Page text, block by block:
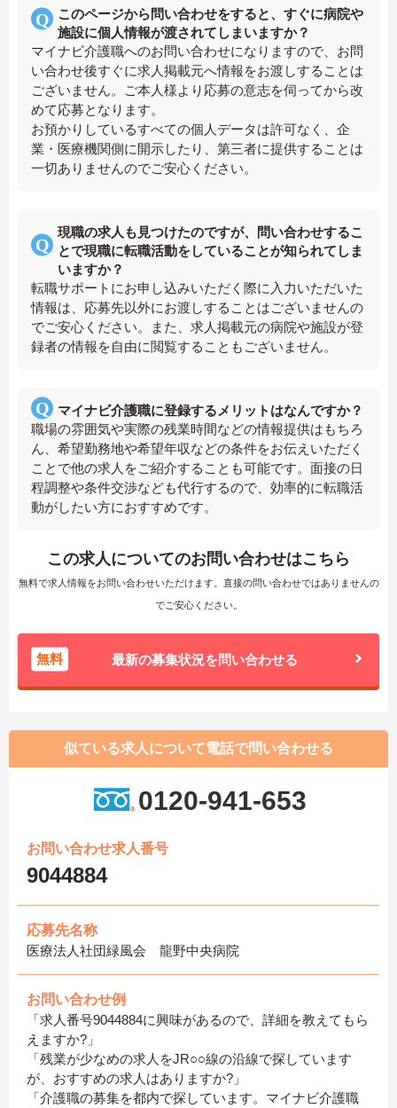
このページから問い合わせをすると、すぐに病院や
施設に個人情報が渡されてしまいますか？
マイナビ介護職へのお問い合わせになりますので、お問
い合わせ後すぐに求人掲載元へ情報をお渡しすることは
ございません。ご本人様より応募の意志を伺ってから改
めて応募となります。
お預かりしているすべての個人データは許可なく、企
業・医療機関側に開示したり、第三者に提供することは
一切ありませんのでご安心ください。
現職の求人も見つけたのですが、問い合わせするこ
とで現職に転職活動をしていることが知られてしま
いますか？
転職サポートにお申し込みいただく際に入力いただいた
情報は、応募先以外にお渡しすることはございませんの
でご安心ください。また、求人掲載元の病院や施設が登
録者の情報を自由に閲覧することもございません。
マイナビ介護職に登録するメリットはなんですか？
職場の雰囲気や実際の残業時間などの情報提供はもちろ
ん、希望勤務地や希望年収などの条件をお伝えいただく
ことで他の求人をご紹介することも可能です。面接の日
程調整や条件交渉なども代行するので、効率的に転職活
動がしたい方におすすめです。
この求人についてのお問い合わせはこちら
無料で求人情報をお問い合わせいただけます。直接の問い合わせではありませんの
でご安心ください。
無料 最新の募集状況を問い合わせる
似ている求人について電話で問い合わせる
0120-941-653
お問い合わせ求人番号
9044884
応募先名称
医療法人社団緑風会 龍野中央病院
お問い合わせ例
「求人番号9044884に興味があるので、詳細を教えてもら
えますか?」
「残業が少なめの求人をJR○○線の沿線で探しています
が、おすすめの求人はありますか?」
「介護職の募集を都内で探しています。マイナビ介護職